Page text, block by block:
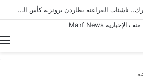
مباراة مصر والدنمارك.. ناشئات الفراعنة يطاردن برونزية كأس العالم لكرة اليد